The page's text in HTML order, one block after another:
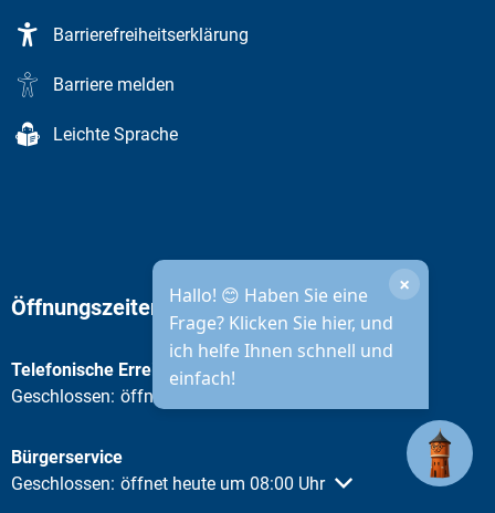
Barrierefreiheitserklärung
Barriere melden
Leichte Sprache
Öffnungszeiten Stadtverwaltung
Telefonische Erreichbarkeit
Klicken, um weitere Öffnungs- oder Schließzeiten
Geschlossen: öffnet heute um 08:30 Uhr
Bürgerservice
Klicken, um weitere Öffnungs- oder Schließzeiten
Geschlossen: öffnet heute um 08:00 Uhr